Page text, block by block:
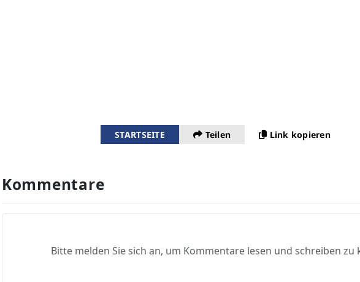
STARTSEITE Teilen Link kopieren
Kommentare
Bitte melden Sie sich an, um Kommentare lesen und schreiben zu